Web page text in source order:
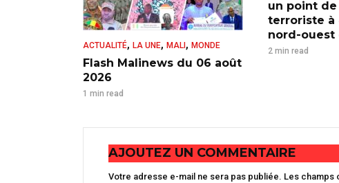
ACTUALITÉ, LA UNE, MALI , MONDE
Flash Malinews du 06 août
2026
1 min read
un point
terroriste à
nord-ouest
2 min read
AJOUTEZ UN COMMENTAIRE
Votre adresse e-mail ne sera pas publiée. Les champs